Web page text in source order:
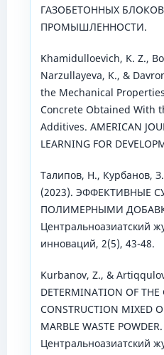
ГАЗОБЕТОННЫХ
ПРОМЫШЛЕННОСТИ.
Khamidulloevich, K. Z.,
Narzullayeva, K., &
the Mechanical
Concrete Obtained With
Additives. AMERICAN
LEARNING FOR
Тaлипов, Н., Курбанов,
(2023). ЭФФЕКТИВНЫЕ
ПОЛИМЕРНЫМИ
Центральноазиатский
инноваций, 2(5), 43-48.
Kurbanov, Z., &
DETERMINATION OF THE
CONSTRUCTION MIXED
MARBLE WASTE POWDER.
Центральноазиатский